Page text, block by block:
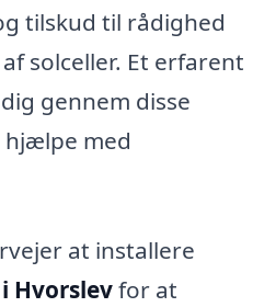
tilskud til rådighed
solceller. Et erfarent
gennem disse
med
at installere
Hvorslevfor at